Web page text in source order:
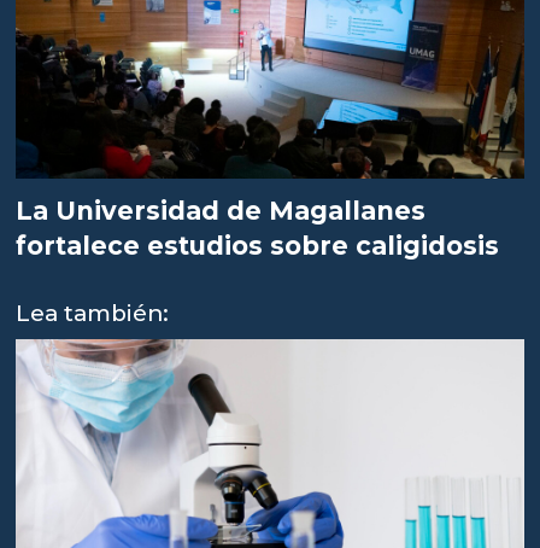
La Universidad de Magallanes
fortalece estudios sobre caligidosis
Lea también: